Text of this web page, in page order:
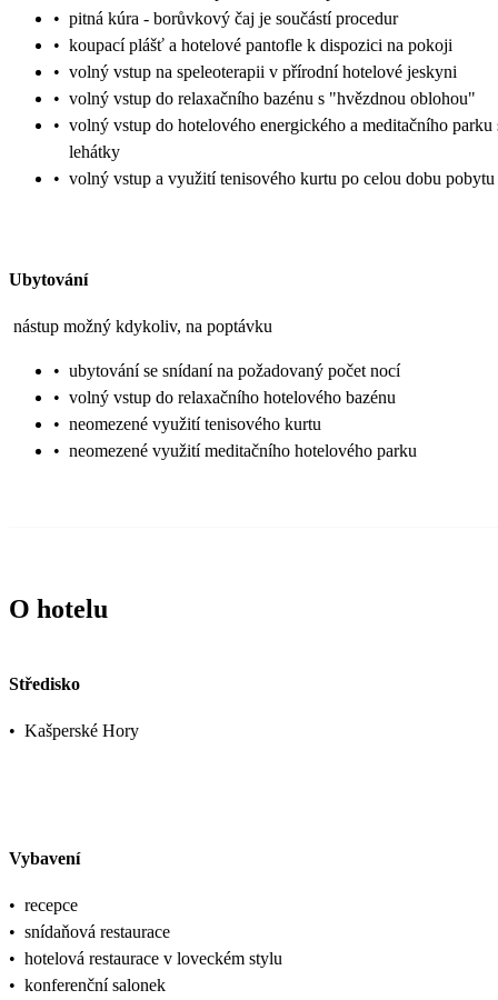
• pitná kúra - borůvkový čaj je součástí procedur
• koupací plášť a hotelové pantofle k dispozici na pokoji
• volný vstup na speleoterapii v přírodní hotelové jeskyni
• volný vstup do relaxačního bazénu s "hvězdnou oblohou"
• volný vstup do hotelového energického a meditačního parku
lehátky
• volný vstup a využití tenisového kurtu po celou dobu pobytu
Ubytování
nástup možný kdykoliv, na poptávku
• ubytování se snídaní na požadovaný počet nocí
• volný vstup do relaxačního hotelového bazénu
• neomezené využití tenisového kurtu
• neomezené využití meditačního hotelového parku
O hotelu
Středisko
• Kašperské Hory
Vybavení
• recepce
• snídaňová restaurace
• hotelová restaurace v loveckém stylu
• konferenční salonek